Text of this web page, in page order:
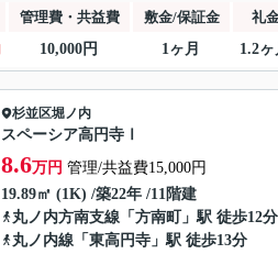
管理費・共益費 敷金/保証金 礼
10,000円 1ヶ月 1.2ヶ
杉並区堀ノ内
スペーシア高円寺Ⅰ
8.6万円 管理/共益費15,000円
19.89㎡ (1K) /築22年 /11階建
丸ノ内方南支線 「 方南町
」駅 徒歩12分
丸ノ内線 「 東高円寺 」駅 徒歩13分